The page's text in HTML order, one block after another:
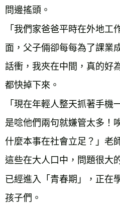
問邊搖頭。
「我們家爸爸平時在外地工
面，父子倆卻每每為了課業
話衝，我夾在中間，真的
都快掉下來。
「現在年輕人整天抓著手機
是唸他們兩句就嫌管太多！
什麼本事在社會立足？」老
這些在大人口中，問題很大
已經進入「青春期」，正在
孩子們。